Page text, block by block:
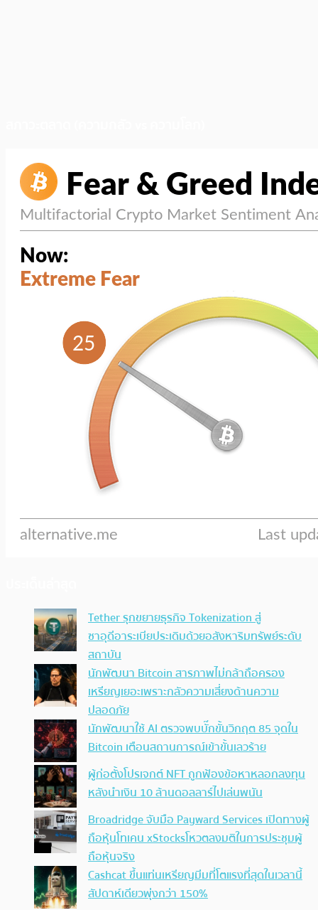
Tether รุกขยายธุรกิจ Tokenization สู่
ซาอุดีอาระเบียประเดิมด้วยอสังหาริมทรัพย์ระดับ
สถาบัน
นักพัฒนา Bitcoin สารภาพไม่กล้าถือครอง
เหรียญเยอะเพราะกลัวความเสี่ยงด้านความ
ปลอดภัย
นักพัฒนาใช้ AI ตรวจพบบั๊กขั้นวิกฤต 85 จุดใน
Bitcoin เตือนสถานการณ์เข้าขั้นเลวร้าย
ผู้ก่อตั้งโปรเจกต์ NFT ถูกฟ้องข้อหาหลอกลงทุน
หลังนำเงิน 10 ล้านดอลลาร์ไปเล่นพนัน
Broadridge จับมือ Payward Services เปิดทางผู้
ถือหุ้นโทเคน xStocksโหวตลงมติในการประชุมผู้
ถือหุ้นจริง
Cashcat ขึ้นแท่นเหรียญมีมที่โตแรงที่สุดในเวลานี้
สัปดาห์เดียวพุ่งกว่า 150%